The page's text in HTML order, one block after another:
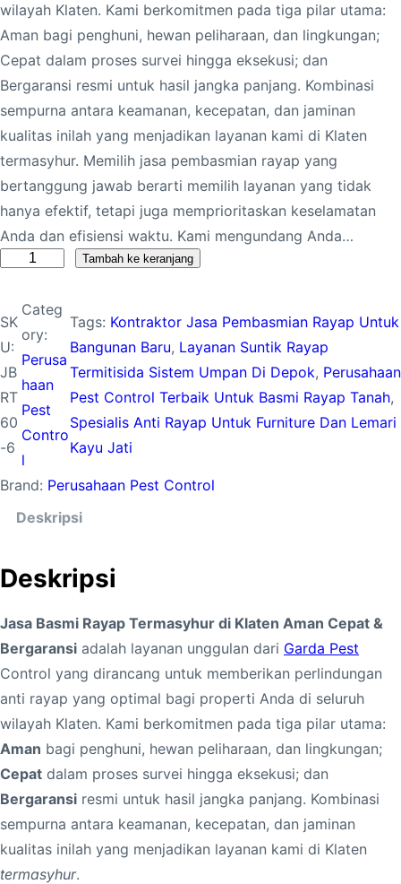
wilayah Klaten. Kami berkomitmen pada tiga pilar utama:
Aman bagi penghuni, hewan peliharaan, dan lingkungan;
Cepat dalam proses survei hingga eksekusi; dan
Bergaransi resmi untuk hasil jangka panjang. Kombinasi
sempurna antara keamanan, kecepatan, dan jaminan
kualitas inilah yang menjadikan layanan kami di Klaten
termasyhur. Memilih jasa pembasmian rayap yang
bertanggung jawab berarti memilih layanan yang tidak
hanya efektif, tetapi juga memprioritaskan keselamatan
Anda dan efisiensi waktu. Kami mengundang Anda…
J
B
Tambah ke keranjang
SK
U:
JB
RT
60
-6
Categ
ory:
Perusa
haan
Pest
Contro
l
Tags: Kontraktor Jasa Pembasmian Rayap Untuk
Bangunan Baru, Layanan Suntik Rayap
Termitisida Sistem Umpan Di Depok, Perusahaan
Pest Control Terbaik Untuk Basmi Rayap Tanah,
Spesialis Anti Rayap Untuk Furniture Dan Lemari
Kayu Jati
Brand: Perusahaan Pest Control
Deskripsi
Deskripsi
Jasa Basmi Rayap Termasyhur di Klaten Aman Cepat &
Bergaransi adalah layanan unggulan dari Garda Pest
Control yang dirancang untuk memberikan perlindungan
anti rayap yang optimal bagi properti Anda di seluruh
wilayah Klaten. Kami berkomitmen pada tiga pilar utama:
Aman bagi penghuni, hewan peliharaan, dan lingkungan;
Cepat dalam proses survei hingga eksekusi; dan
Bergaransi resmi untuk hasil jangka panjang. Kombinasi
sempurna antara keamanan, kecepatan, dan jaminan
kualitas inilah yang menjadikan layanan kami di Klaten
termasyhur.